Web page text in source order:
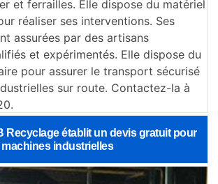
et ferrailles. Elle dispose du matériel
réaliser ses interventions. Ses
assurées par des artisans
et expérimentés. Elle dispose du
pour assurer le transport sécurisé
sur route. Contactez-la à
Recyclage établit un devis gratuit pour
industrielles